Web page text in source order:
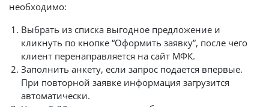
необходимо:
Выбрать из списка выгодное предложение и
кликнуть по кнопке “Оформить заявку”, после чего
клиент перенаправляется на сайт МФК.
Заполнить анкету, если запрос подается впервые.
При повторной заявке информация загрузится
автоматически.